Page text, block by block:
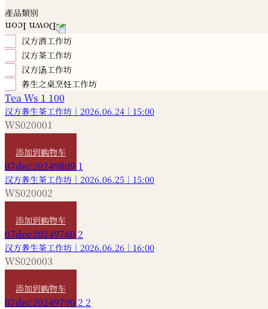
產品類別
汉方酒工作坊
汉方茶工作坊
汉方汤工作坊
养生之桌烹饪工作坊
汉方养生茶工作坊｜2026.06.24｜15:00
WS020001
添加到购物车
汉方养生茶工作坊｜2026.06.25｜15:00
WS020002
添加到购物车
汉方养生茶工作坊｜2026.06.26｜16:00
WS020003
添加到购物车